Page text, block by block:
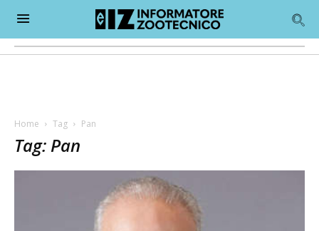
Home Tag Pan
Tag: Pan